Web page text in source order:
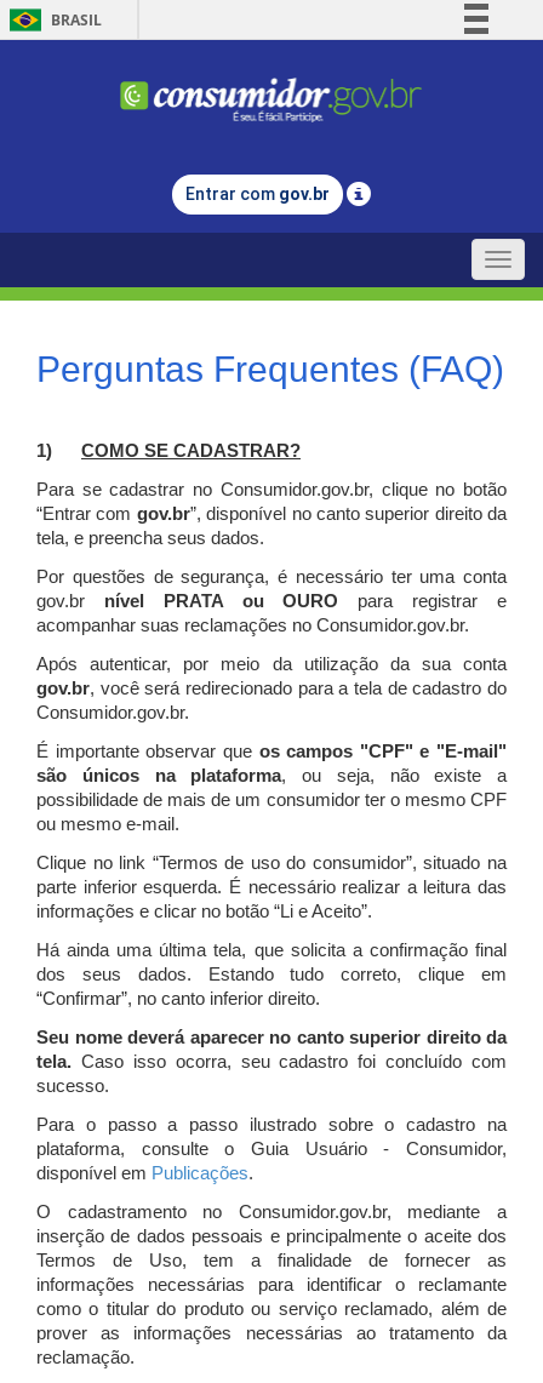
BRASIL
Comunica BR
Legislação
Entrar com gov.br
Toggle
Perguntas Frequentes (FAQ)
1) COMO SE CADASTRAR?
Para se cadastrar no Consumidor.gov.br, clique no botão
“Entrar com gov.br”, disponível no canto superior direito da
tela, e preencha seus dados.
Por questões de segurança, é necessário ter uma conta
gov.br nível PRATA ou OURO para registrar e
acompanhar suas reclamações no Consumidor.gov.br.
Após autenticar, por meio da utilização da sua conta
gov.br, você será redirecionado para a tela de cadastro do
Consumidor.gov.br.
É importante observar que os campos "CPF" e "E-mail"
são únicos na plataforma, ou seja, não existe a
possibilidade de mais de um consumidor ter o mesmo CPF
ou mesmo e-mail.
Clique no link “Termos de uso do consumidor”, situado na
parte inferior esquerda. É necessário realizar a leitura das
informações e clicar no botão “Li e Aceito”.
Há ainda uma última tela, que solicita a confirmação final
dos seus dados. Estando tudo correto, clique em
“Confirmar”, no canto inferior direito.
Seu nome deverá aparecer no canto superior direito da
tela. Caso isso ocorra, seu cadastro foi concluído com
sucesso.
Para o passo a passo ilustrado sobre o cadastro na
plataforma, consulte o Guia Usuário - Consumidor,
disponível em Publicações.
O cadastramento no Consumidor.gov.br, mediante a
inserção de dados pessoais e principalmente o aceite dos
Termos de Uso, tem a finalidade de fornecer as
informações necessárias para identificar o reclamante
como o titular do produto ou serviço reclamado, além de
prover as informações necessárias ao tratamento da
reclamação.